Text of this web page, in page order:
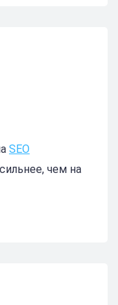
SEO
сильнее, чем на